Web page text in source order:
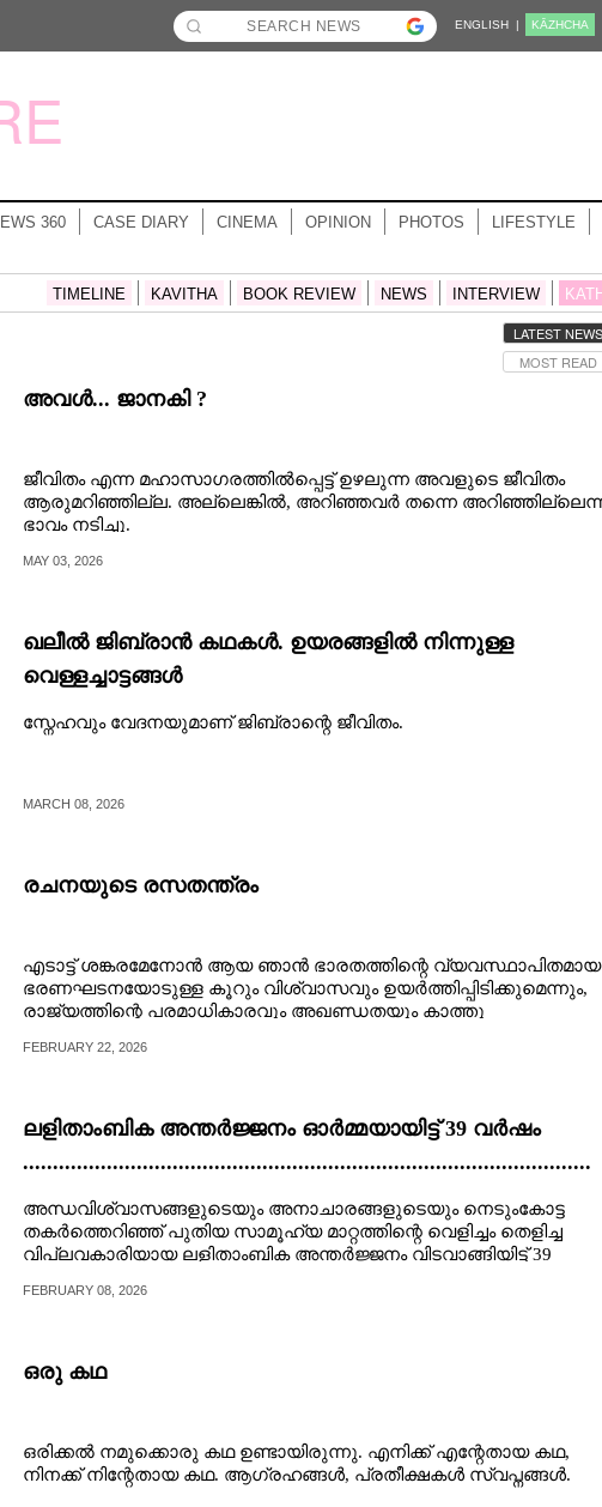
ENGLISH | KĀZHCHA
360 CASE DIARY CINEMA OPINION PHOTOS LIFESTYLE
TIMELINE KAVITHA BOOK REVIEW NEWS INTERVIEW
LATEST NEWS
MOST READ
അവൾ... ജാനകി ?
ജീവിതം എന്ന മഹാസാഗരത്തിൽപ്പെട്ട് ഉഴലുന്ന അവളുടെ ജീവിതം
ആരുമറിഞ്ഞില്ല. അല്ലെങ്കിൽ, അറിഞ്ഞവർ തന്നെ
ഭാവം നടിച്ചു.
MAY 03, 2026
ഖലീൽ ജിബ്രാൻ കഥകൾ. ഉയരങ്ങളിൽ നിന്നുള്ള
വെള്ളച്ചാട്ടങ്ങൾ
സ്നേഹവും വേദനയുമാണ് ജിബ്രാന്റെ ജീവിതം.
MARCH 08, 2026
രചനയുടെ രസതന്ത്രം
എടാട്ട് ശങ്കരമേനോൻ ആയ ഞാൻ ഭാരതത്തിന്റെ വ്യവസ്ഥാപിതമായ
ഭരണഘടനയോടുള്ള കൂറും വിശ്വാസവും ഉയർത്തിപ്പിടിക്കുമെന്നും,​
രാജ്യത്തിന്റെ പരമാധികാരവും അഖണ്ഡതയും കാത്തു
FEBRUARY 22, 2026
ലളിതാംബിക അന്തർജ്ജനം ഓർമ്മയായിട്ട് 39 വർഷം
...............................................................................................
ചന്ദനത്തിരിയിലെ തീപ്പൊരികൾ
അന്ധവിശ്വാസങ്ങളുടെയും അനാചാരങ്ങളുടെയും നെടുംകോട്ട
തകർത്തെറിഞ്ഞ് പുതിയ സാമൂഹ്യ മാറ്റത്തിന്റെ വെളിച്ചം തെളിച്ച
വിപ്ലവകാരിയായ ലളിതാംബിക അന്തർജ്ജനം വിടവാങ്ങിയിട്ട് 39
FEBRUARY 08, 2026
ഒരു കഥ
ഒരിക്കൽ നമുക്കൊരു കഥ ഉണ്ടായിരുന്നു. എനിക്ക് എന്റേതായ കഥ,
നിനക്ക് നിന്റേതായ കഥ. ആഗ്രഹങ്ങൾ, പ്രതീക്ഷകൾ സ്വപ്നങ്ങൾ.